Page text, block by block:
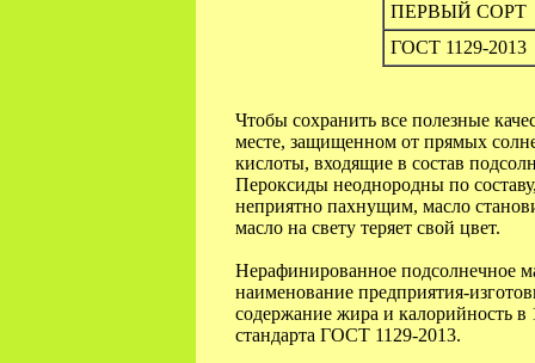
ПЕРВЫЙ СОРТ
ГОСТ 1129-2013
Чтобы сохранить все полезные
месте, защищенном от прямых
кислоты, входящие в состав
Пероксиды неоднородны по
неприятно пахнущим, масло
масло на свету теряет свой цвет.
Нерафинированное подсолнечное
наименование предприятия-
содержание жира и калорийность в
стандарта ГОСТ 1129-2013.